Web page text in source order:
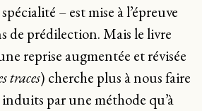
– est mise à l’épreuve
de prédilection. Mais le livre
reprise augmentée et révisée
traces) cherche plus à nous faire
par une méthode qu’à